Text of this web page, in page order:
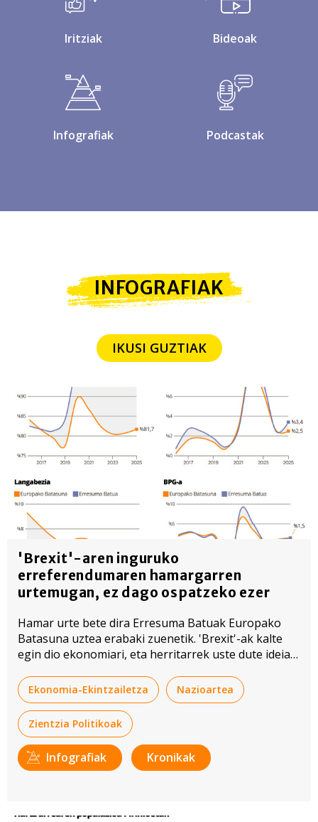
Iritziak Bideoak
Infografiak Podcastak
INFOGRAFIAK
IKUSI GUZTIAK
'Brexit'-aren inguruko
erreferendumaren hamargarren
urtemugan, ez dago ospatzeko ezer
Hamar urte bete dira Erresuma Batuak Europako
Batasuna uztea erabaki zuenetik. 'Brexit'-ak kalte
egin dio ekonomiari, eta herritarrek uste dute ideia
Ekonomia-Ekintzailetza Nazioartea
Zientzia Politikoak
Infografiak Kronikak